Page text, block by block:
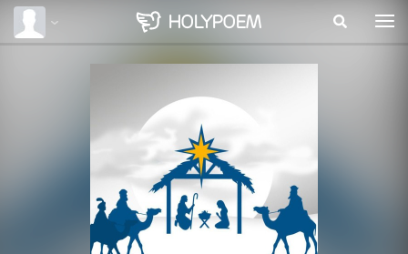
HOLYPOEM